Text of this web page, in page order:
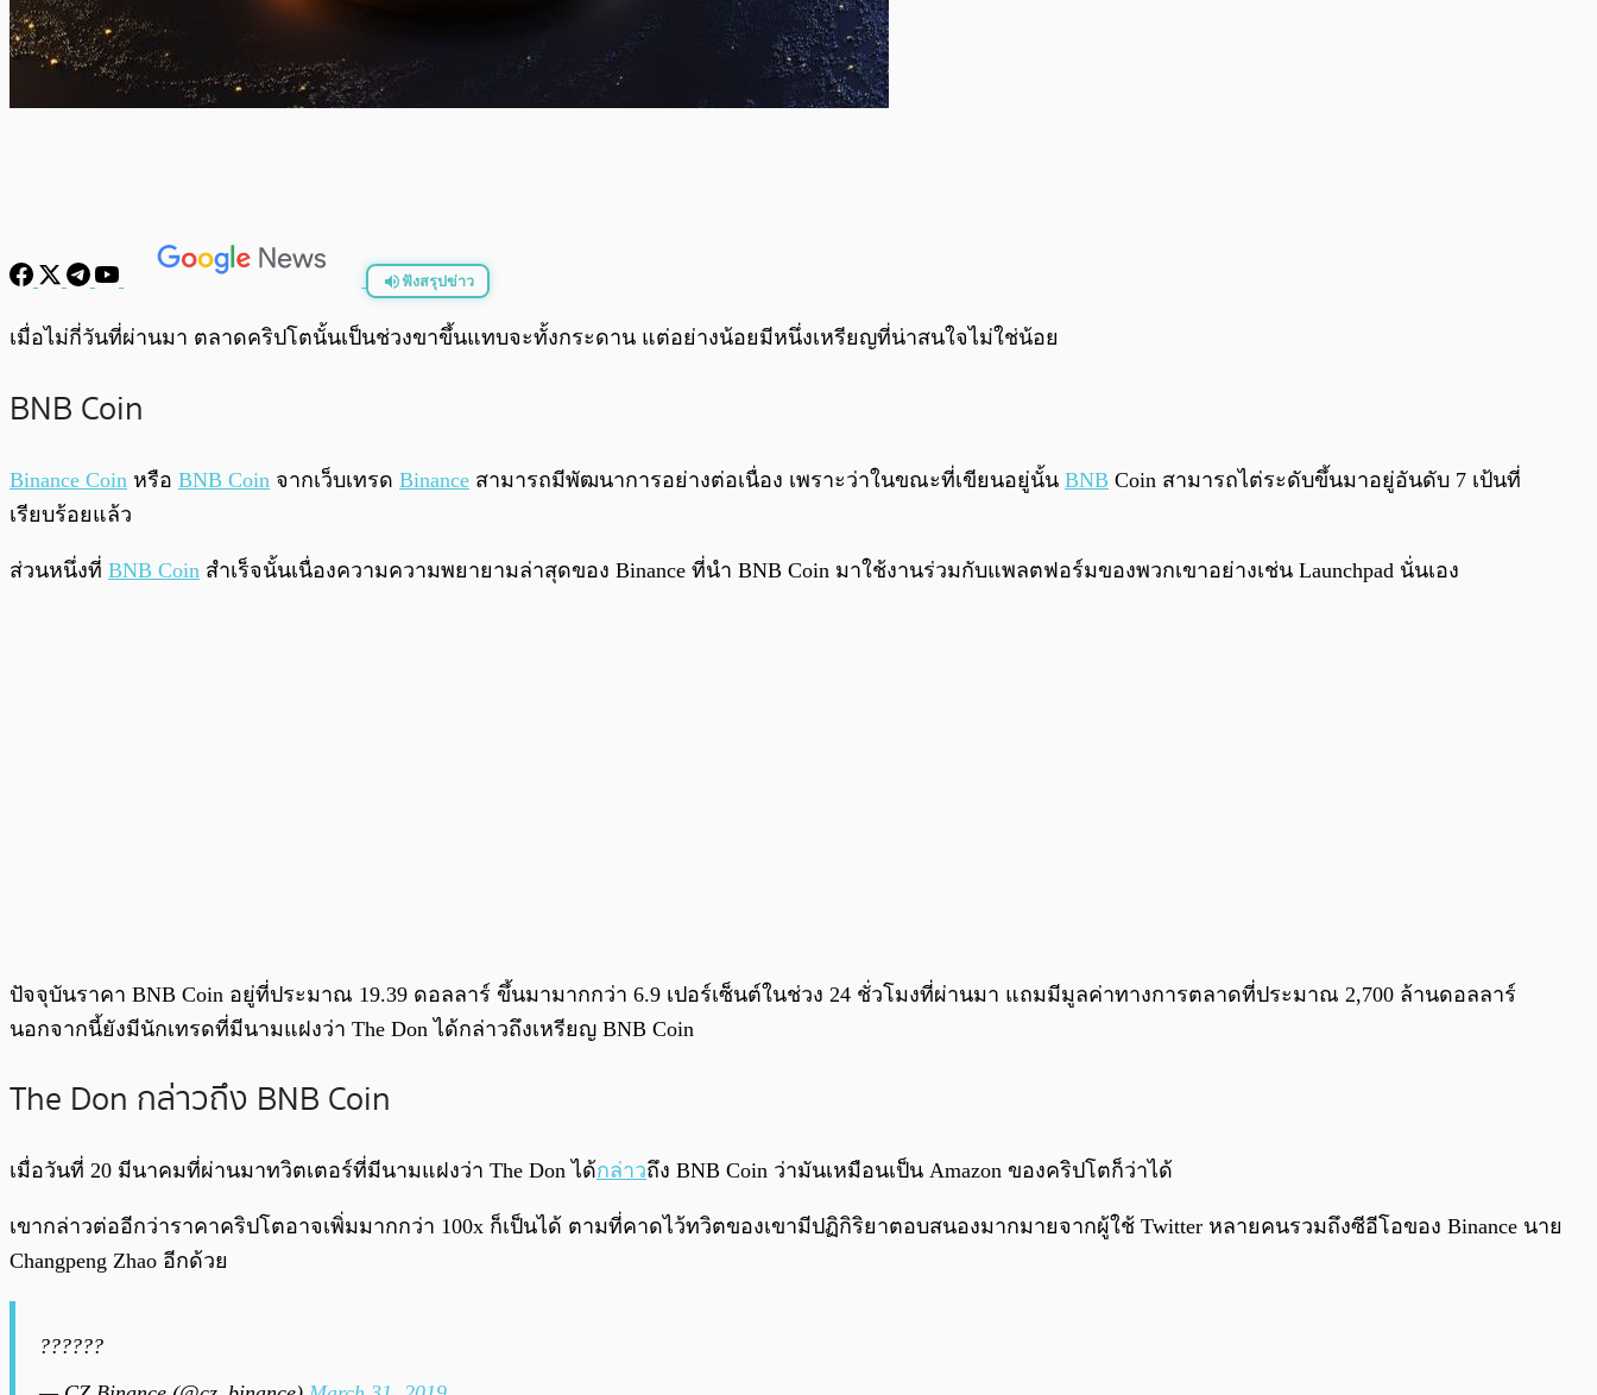
ฟังสรุปข่าว
พร้อมเล่น
เมื่อไม่กี่วันที่ผ่านมา ตลาดคริปโตนั้นเป็นช่วงขาขึ้นแทบจะทั้งกระดาน แต่อย่างน้อยมีหนึ่งเหรียญที่น่าสนใจไม่ใช่น้อย
BNB Coin
Binance Coin หรือ BNB Coin จากเว็บเทรด Binance สามารถมีพัฒนาการอย่างต่อเนื่อง เพราะว่าในขณะที่เขียนอยู่นั้น BNB Coin สามารถไต่ระดับขึ้นมาอยู่อันดับ 7 เป้นที่
เรียบร้อยแล้ว
ส่วนหนึ่งที่ BNB Coin สำเร็จนั้นเนื่องความความพยายามล่าสุดของ Binance ที่นำ BNB Coin มาใช้งานร่วมกับแพลตฟอร์มของพวกเขาอย่างเช่น Launchpad นั่นเอง
ปัจจุบันราคา BNB Coin อยู่ที่ประมาณ 19.39 ดอลลาร์ ขึ้นมามากกว่า 6.9 เปอร์เซ็นต์ในช่วง 24 ชั่วโมงที่ผ่านมา แถมมีมูลค่าทางการตลาดที่ประมาณ 2,700 ล้านดอลลาร์
นอกจากนี้ยังมีนักเทรดที่มีนามแฝงว่า The Don ได้กล่าวถึงเหรียญ BNB Coin
The Don กล่าวถึง BNB Coin
เมื่อวันที่ 20 มีนาคมที่ผ่านมาทวิตเตอร์ที่มีนามแฝงว่า The Don ได้กล่าวถึง BNB Coin ว่ามันเหมือนเป็น Amazon ของคริปโตก็ว่าได้
เขากล่าวต่ออีกว่าราคาคริปโตอาจเพิ่มมากกว่า 100x ก็เป็นได้ ตามที่คาดไว้ทวิตของเขามีปฏิกิริยาตอบสนองมากมายจากผู้ใช้ Twitter หลายคนรวมถึงซีอีโอของ Binance นาย
Changpeng Zhao อีกด้วย
??????